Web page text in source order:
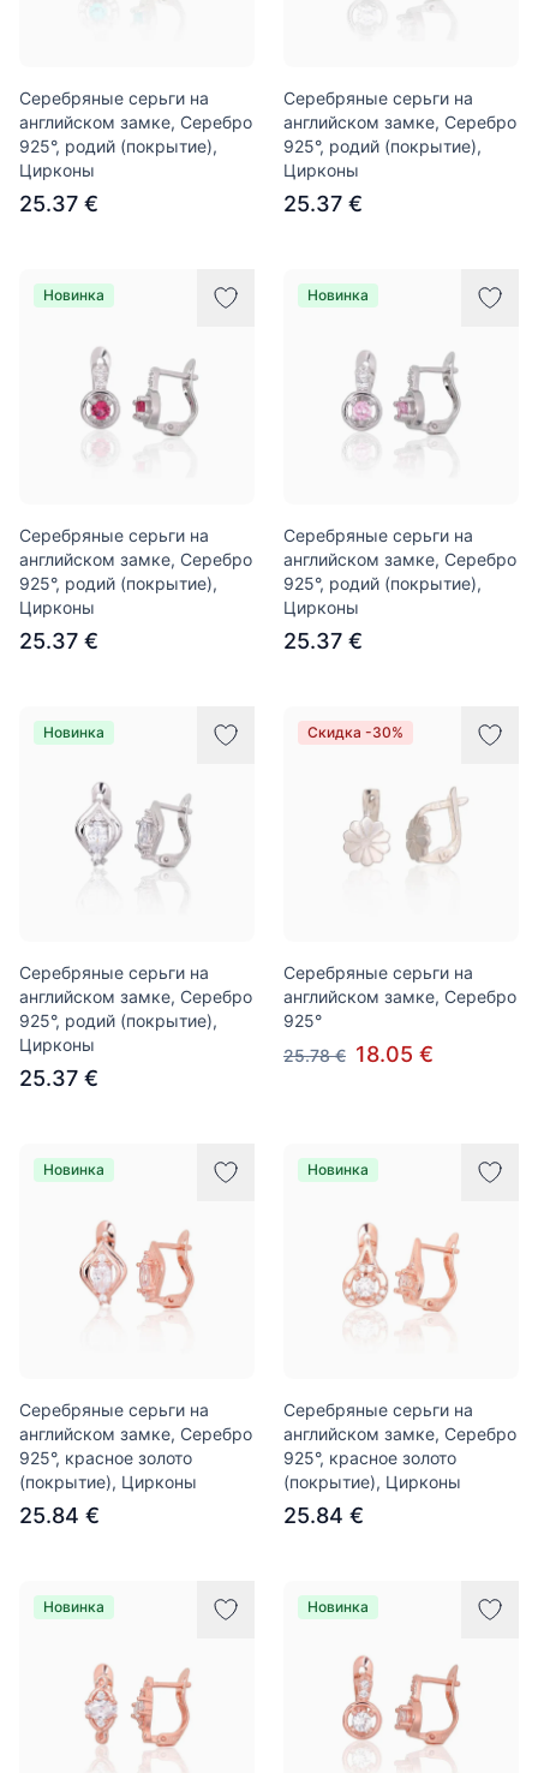
Серебряные серьги на
английском замке, Серебро
925°, родий (покрытие),
Цирконы
25.37 €
Серебряные серьги на
английском замке, Серебро
925°, родий (покрытие),
Цирконы
25.37 €
Новинка
Серебряные серьги на
английском замке, Серебро
925°, родий (покрытие),
Цирконы
25.37 €
Новинка
Серебряные серьги на
английском замке, Серебро
925°, родий (покрытие),
Цирконы
25.37 €
Новинка
Серебряные серьги на
английском замке, Серебро
925°, родий (покрытие),
Цирконы
25.37 €
Скидка -30%
Серебряные серьги на
английском замке, Серебро
925°
25.78 € 18.05 €
Новинка
Серебряные серьги на
английском замке, Серебро
925°, красное золото
(покрытие), Цирконы
25.84 €
Новинка
Серебряные серьги на
английском замке, Серебро
925°, красное золото
(покрытие), Цирконы
25.84 €
Новинка Новинка